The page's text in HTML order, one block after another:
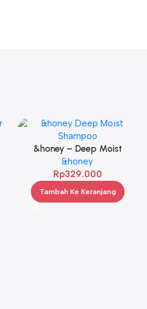
&honey – Deep Moist
Shampoo 1.0 440ml
&honey
Rp329.000
Tambah Ke Keranjang